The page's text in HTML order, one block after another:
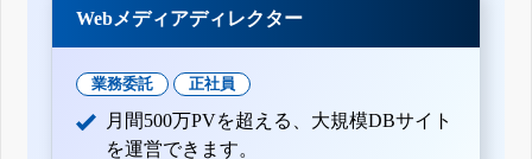
Webメディアディレクター
業務委託 正社員
月間500万PVを超える、大規模DBサイト
を運営できます。